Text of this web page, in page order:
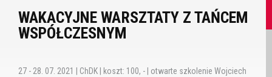
WAKACYJNE WARSZTATY Z TAŃCEM
WSPÓŁCZESNYM
27 - 28. 07. 2021 | ChDK | koszt: 100, - | otwarte szkolenie Wojciech